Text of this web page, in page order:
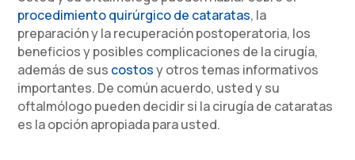
procedimiento quirúrgico de cataratas, la
preparación y la recuperación postoperatoria, los
beneficios y posibles complicaciones de la cirugía,
además de sus costosy otros temas informativos
importantes. De común acuerdo, usted y su
oftalmólogo pueden decidir si la cirugía de cataratas
es la opción apropiada para usted.